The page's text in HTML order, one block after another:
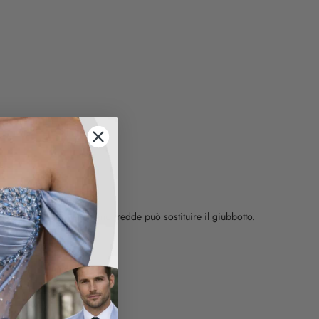
e nelle giornate meno fredde può sostituire il giubbotto.